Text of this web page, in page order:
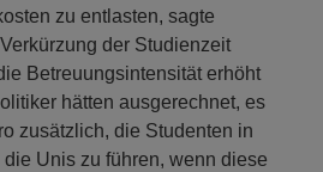
zu entlasten, sagte
der Studienzeit
Betreuungsintensität erhöht
hätten ausgerechnet, es
zusätzlich, die Studenten in
Unis zu führen, wenn diese